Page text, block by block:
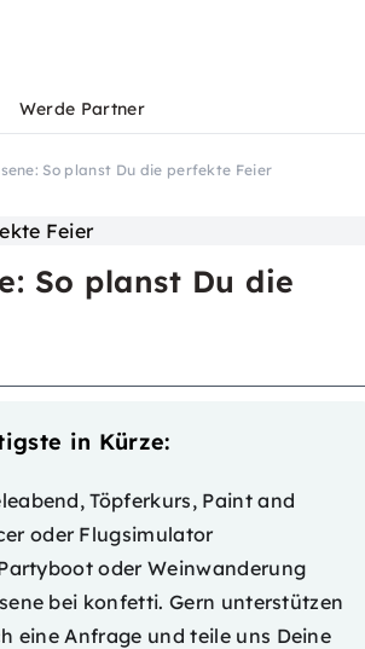
So planst Du die perfekte Feier
So planst Du die
in Kürze:
Töpferkurs, Paint and
oder Flugsimulator
oder Weinwanderung
bei konfetti. Gern unterstützen
eineAnfrage und teile uns Deine
Werde Partner